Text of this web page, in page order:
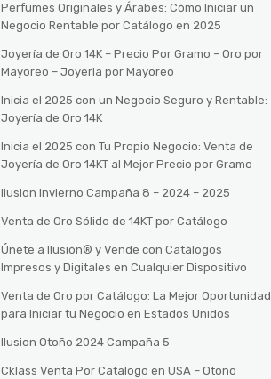
Perfumes Originales y Árabes: Cómo Iniciar un
Negocio Rentable por Catálogo en 2025
Joyería de Oro 14K – Precio Por Gramo – Oro por
Mayoreo – Joyeria por Mayoreo
Inicia el 2025 con un Negocio Seguro y Rentable:
Joyería de Oro 14K
Inicia el 2025 con Tu Propio Negocio: Venta de
Joyería de Oro 14KT al Mejor Precio por Gramo
Ilusion Invierno Campaña 8 – 2024 – 2025
Venta de Oro Sólido de 14KT por Catálogo
Únete a Ilusión® y Vende con Catálogos
Impresos y Digitales en Cualquier Dispositivo
Venta de Oro por Catálogo: La Mejor Oportunidad
para Iniciar tu Negocio en Estados Unidos
Ilusion Otoño 2024 Campaña 5
Cklass Venta Por Catalogo en USA – Otono